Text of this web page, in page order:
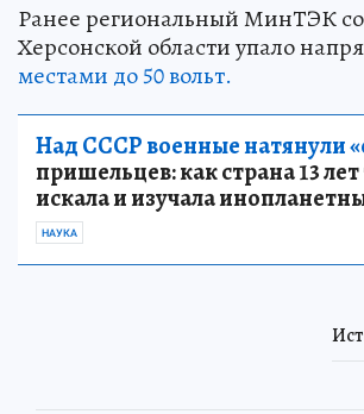
Ранее региональный МинТЭК
Херсонской области упало
местами до 50 вольт.
Над СССР военные натянули
пришельцев: как страна 13
искала и изучала
НАУКА